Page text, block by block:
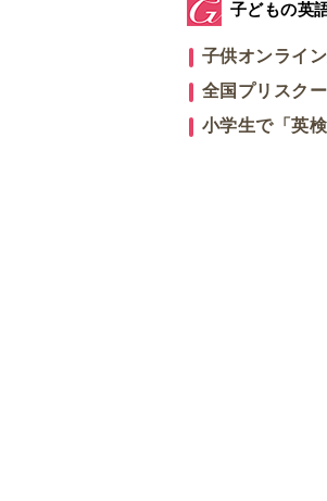
子どもの英
子供オンライ
全国プリスク
小学生で「英